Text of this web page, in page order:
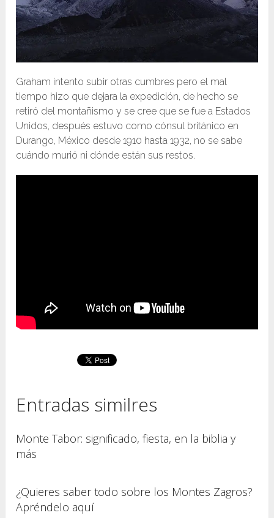
Graham intento subir otras cumbres pero el mal
tiempo hizo que dejara la expedición, de hecho se
retiró del montañismo y se cree que se fue a Estados
Unidos, después estuvo como cónsul británico en
Durango, México desde 1910 hasta 1932, no se sabe
cuándo murió ni dónde están sus restos.
Entradas similres
Monte Tabor: significado, fiesta, en la biblia y
más
¿Quieres saber todo sobre los Montes Zagros?
Apréndelo aquí